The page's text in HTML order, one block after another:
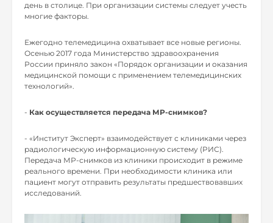
день в столице. При организации системы следует учесть
многие факторы.
Ежегодно телемедицина охватывает все новые регионы.
Осенью 2017 года Министерство здравоохранения
России приняло закон «Порядок организации и оказания
медицинской помощи с применением телемедицинских
технологий».
- Как осуществляется передача МР-снимков?
- «Институт Эксперт» взаимодействует с клиниками через
радиологическую информационную систему (РИС).
Передача МР-снимков из клиники происходит в режиме
реального времени. При необходимости клиника или
пациент могут отправить результаты предшествовавших
исследований.